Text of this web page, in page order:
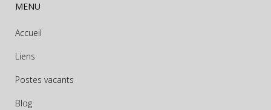
MENU
Accueil
Liens
Postes vacants
Blog